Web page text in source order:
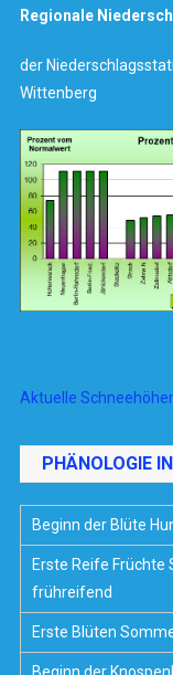
Regionale
der
Wittenberg
Aktuelle
PHÄNOLOGIE
Beginn der Blüte
Erste Reife Früchte
frühreifend
Erste Blüten